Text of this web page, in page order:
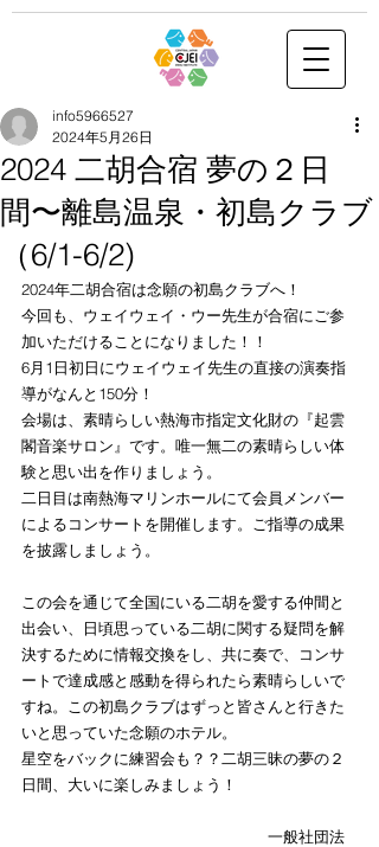
2024 二胡合宿 夢の２日
間〜離島温泉・初島クラブ
（6/1-6/2)
info5966527
2024年5月26日
2024年二胡合宿は念願の初島クラブへ！
今回も、ウェイウェイ・ウー先生が合宿にご参
加いただけることになりました！！
6月1日初日にウェイウェイ先生の直接の演奏指
導がなんと150分！
会場は、素晴らしい熱海市指定文化財の『起雲
閣音楽サロン』です。唯一無二の素晴らしい体
験と思い出を作りましょう。
二日目は南熱海マリンホールにて会員メンバー
によるコンサートを開催します。ご指導の成果
を披露しましょう。
この会を通じて全国にいる二胡を愛する仲間と
出会い、日頃思っている二胡に関する疑問を解
決するために情報交換をし、共に奏で、コンサ
ートで達成感と感動を得られたら素晴らしいで
すね。この初島クラブはずっと皆さんと行きた
いと思っていた念願のホテル。
星空をバックに練習会も？？二胡三昧の夢の２
日間、大いに楽しみましょう！
一般社団法